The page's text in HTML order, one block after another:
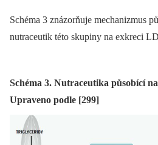
Schéma 3 znázorňuje mechanizmus
nutraceutik této skupiny na exkreci
Schéma 3. Nutraceutika působící
Upraveno podle [299]